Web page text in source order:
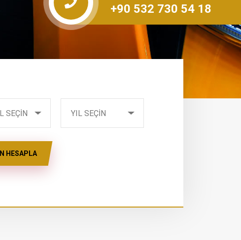
+90 532 730 54 18
SEÇİN YIL SEÇİNYIL SEÇİN
HESAPLA